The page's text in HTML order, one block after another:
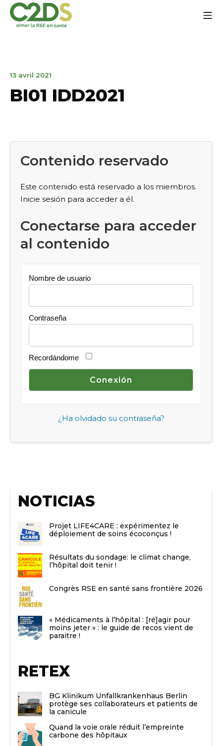
contenido
13 avril 2021
2021
BI01 IDD2021
Contenido reservado
Este contenido está reservado a los miembros.
Inicie sesión para acceder a él.
Conectarse para acceder
al contenido
Nombre de usuario
Contraseña
Recordándome
¿Ha olvidado su contraseña?
NOTICIAS
Projet LIFE4CARE : expérimentez le
déploiement de soins écoconçus !
Résultats du sondage: le climat change,
l’hôpital doit tenir !
Congrès RSE en santé sans frontière 2026
« Médicaments à l’hôpital : [ré]agir pour
moins jeter » : le guide de recos vient de
paraitre !
RETEX
BG Klinikum Unfallkrankenhaus Berlin
protège ses collaborateurs et patients de
la canicule
Quand la voie orale réduit l’empreinte
carbone des hôpitaux